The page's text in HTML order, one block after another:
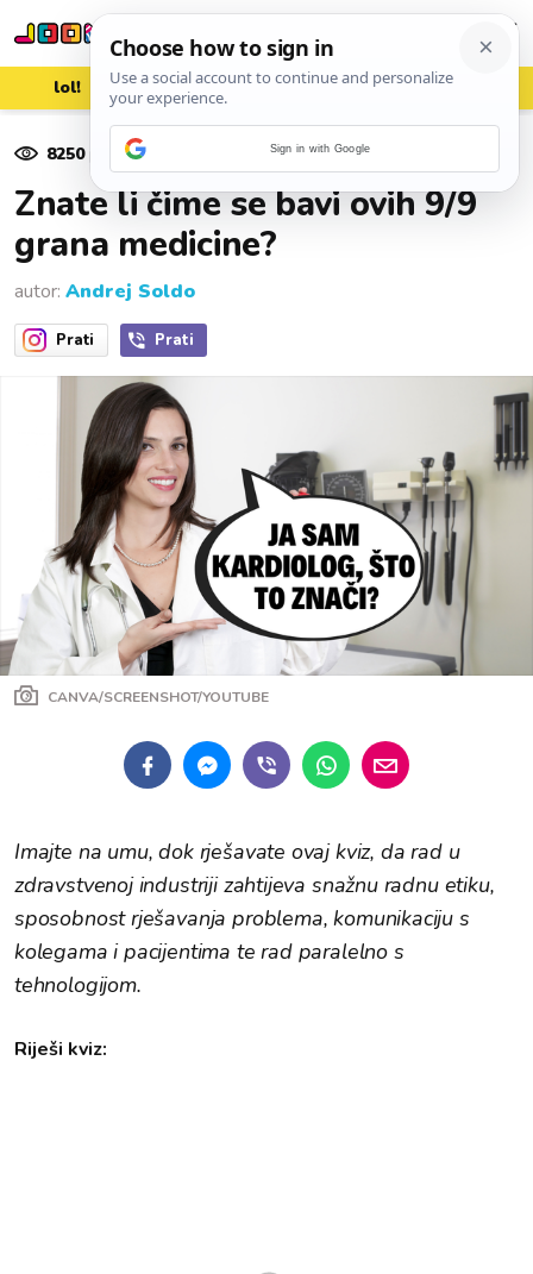
lol! aww vrh! woot?!
8250pregleda
Znate li čime se bavi ovih 9/9
grana medicine?
autor: Andrej Soldo
Prati Prati
CANVA/SCREENSHOT/YOUTUBE
Imajte na umu, dok rješavate ovaj kviz, da rad u
zdravstvenoj industriji zahtijeva snažnu radnu etiku,
sposobnost rješavanja problema, komunikaciju s
kolegama i pacijentima te rad paralelno s
tehnologijom.
Riješi kviz:
Sign in with Google